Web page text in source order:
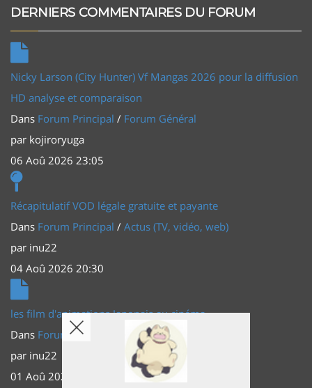
DERNIERS COMMENTAIRES DU FORUM
Nicky Larson (City Hunter) Vf Mangas 2026 pour la diffusion
HD analyse et comparaison
Dans Forum Principal / Forum Général
par kojiroryuga
06 Aoû 2026 23:05
Récapitulatif VOD légale gratuite et payante
Dans Forum Principal / Actus (TV, vidéo, web)
par inu22
04 Aoû 2026 20:30
les film d'animations Japonais au cinéma
Dans Forum Principal
Actus (TV, vidéo, web)
par inu22
01 Aoû 2026 20:56